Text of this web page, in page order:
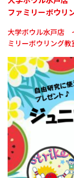
ファミリーボウリ
大学ボウル水戸店
ミリーボウリング教